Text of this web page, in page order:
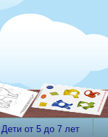
Дети от 5 до 7 лет